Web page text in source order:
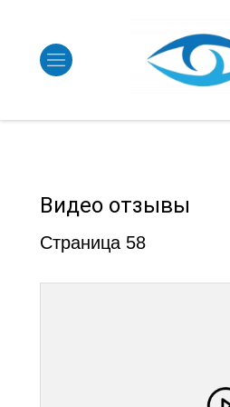
Видео отзывы
Страница 58